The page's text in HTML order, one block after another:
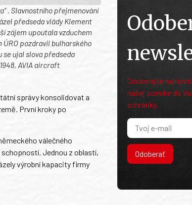
. Slavnostního přejmenování
předseda vlády Klement
zájem upoutala vzduchem
pozdravil bulharského
ujal slova předseda
AVIA aircraft
správy konsolidovat a
První kroky po
válečného
Jednou z oblastí,
výrobní kapacity firmy
Odoberajte
našej ponuke do
schránky.
Odoberať